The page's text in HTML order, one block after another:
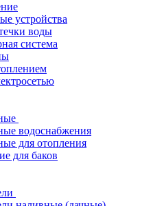
устройства
воды
система
водоснабжения
для отопления
для баков